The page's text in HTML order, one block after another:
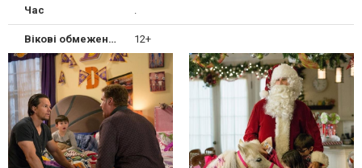
Час
Вікові обмеження 12+